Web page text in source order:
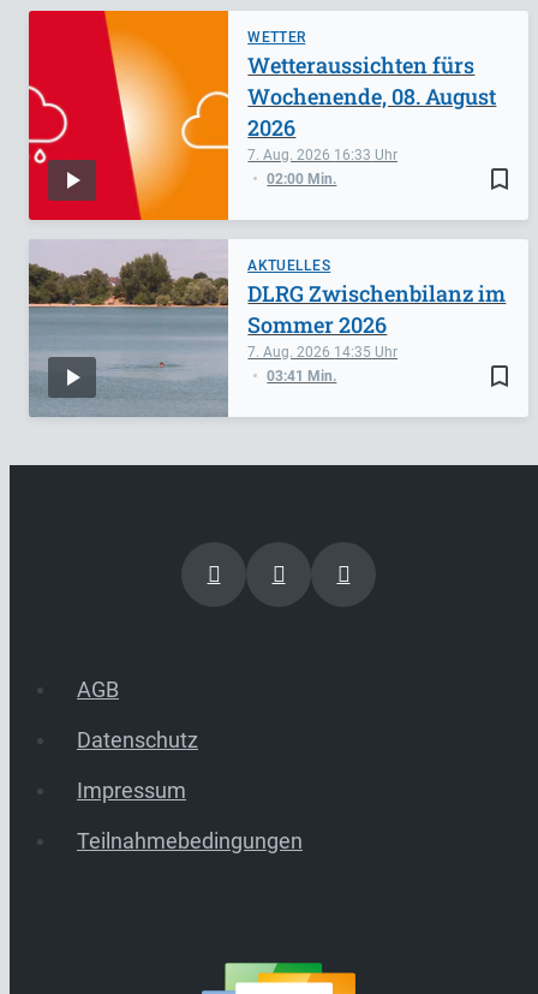
WETTER
bookmark_border
7. Aug. 2026 16:33
02:00 Min.
Wetteraussichten fürs
Wochenende, 08. August
2026
AKTUELLES
bookmark_border
7. Aug. 2026 14:35
03:41 Min.
DLRG Zwischenbilanz im
Sommer 2026
AGB
Datenschutz
Impressum
Teilnahmebedingungen